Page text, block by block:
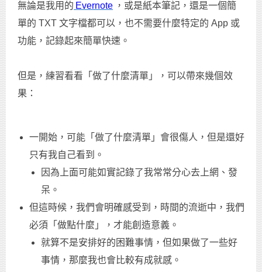
無論是我用的 Evernote ，或是紙本筆記，還是一個簡
單的 TXT 文字檔都可以，也不需要什麼特定的 App 或
功能，記錄起來簡單快速。
但是，練習看看「做了什麼清單」，可以帶來幾個效
果：
一開始，可能「做了什麼清單」會很傷人，但是還好
只有我自己看到。
因為上面可能如實記錄了我常常分心去上網、發
呆。
但這時候，我們會明確感受到，時間的流逝中，我們
必須「做點什麼」，才能創造意義。
就算不是安排好的困難事情，但如果做了一些好
事情，那麼我也會比較有成就感。